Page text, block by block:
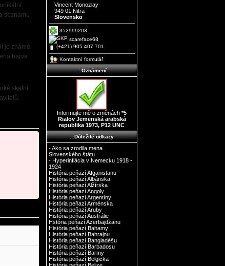
seznamu
je známé
barva
skalní
Vincent Monozlay
949 01 Nitra
Slovensko
352999203
scareface68
(+421) 905 407 701
Kontaktní formulář
.::Oznámení
Informujte mě o změnách *5
Rialov Jemenská arabská
republika 1973, P12 UNC
.::Důležité odkazy
- Ako sa zrodila mena
Slovenského štátu
- Hyperinflácia v Nemecku 1918 -
1924
História peňazí Afganistanu
História peňazí Albánska
História peňazí Alžírska
História peňazí Angoly
História peňazí Argentíny
História peňazí Arménska
História peňazí Aruby
História peňazí Austrálie
Hstória peňazí Azerbajdžanu
História peňazí Bahamy
História peňazí Bahrajnu
História peňazí Bangladéšu
História peňazí Barbadosu
História peňazí Barmy
História peňazí Belgicka